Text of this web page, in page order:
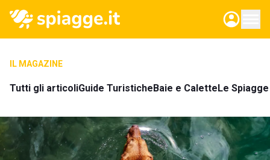
IL MAGAZINE
Tutti gli articoliGuide TuristicheBaie e CaletteLe